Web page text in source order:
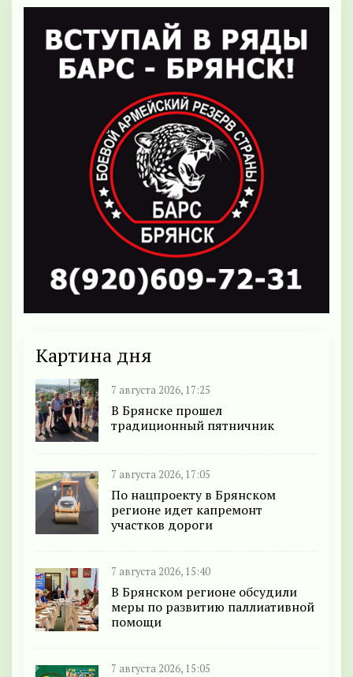
Картина дня
7 августа 2026, 17:25
В Брянске прошел
традиционный пятничник
7 августа 2026, 17:05
По нацпроекту в Брянском
регионе идет капремонт
участков дороги
7 августа 2026, 15:40
В Брянском регионе обсудили
меры по развитию паллиативной
помощи
7 августа 2026, 15:05